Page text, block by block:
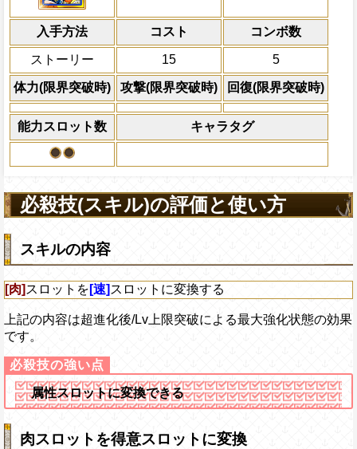
入手方法 コスト コンボ数
ストーリー 15 5
体力(限界突破時) 攻撃(限界突破時) 回復(限界突破時)
能力スロット数 キャラタグ
必殺技
ターン数：8
敵1体のHPを25%減
体力の上限を無視し
×30倍の全プレイヤー
(最大体力の2倍上限
えている時、体力満
になる)、全プレイヤ
を30%下げ、-タイプ
必殺技(スキル)の評価と使い方
スキルの内容
[肉] スロットを [速] スロットに変換する
上記の内容は超進化後/Lv上限突破による最大強化状態の効果
です。
属性スロットに変換できる
肉スロットを得意スロットに変換